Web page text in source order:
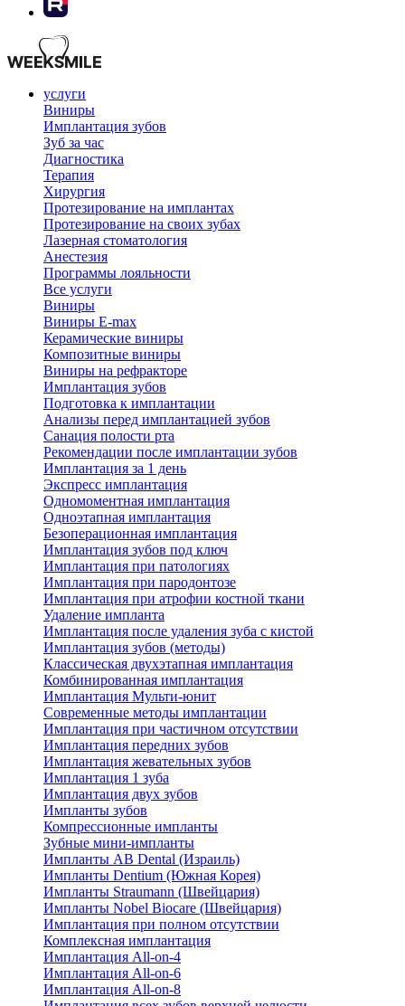
услуги
Виниры
Имплантация зубов
Зуб за час
Диагностика
Терапия
Хирургия
Протезирование на имплантах
Протезирование на своих зубах
Лазерная стоматология
Анестезия
Программы лояльности
Все услуги
Виниры
Виниры E-max
Керамические виниры
Композитные виниры
Виниры на рефракторе
Имплантация зубов
Подготовка к имплантации
Анализы перед имплантацией зубов
Санация полости рта
Рекомендации после имплантации зубов
Имплантация за 1 день
Экспресс имплантация
Одномоментная имплантация
Одноэтапная имплантация
Безоперационная имплантация
Имплантация зубов под ключ
Имплантация при патологиях
Имплантация при пародонтозе
Имплантация при атрофии костной ткани
Удаление импланта
Имплантация после удаления зуба с кистой
Имплантация зубов (методы)
Классическая двухэтапная имплантация
Комбинированная имплантация
Имплантация Мульти-юнит
Современные методы имплантации
Имплантация при частичном отсутствии
Имплантация передних зубов
Имплантация жевательных зубов
Имплантация 1 зуба
Имплантация двух зубов
Импланты зубов
Компрессионные импланты
Зубные мини-импланты
Импланты AB Dental (Израиль)
Импланты Dentium (Южная Корея)
Импланты Straumann (Швейцария)
Импланты Nobel Biocare (Швейцария)
Имплантация при полном отсутствии
Комплексная имплантация
Имплантация All-on-4
Имплантация All-on-6
Имплантация All-on-8